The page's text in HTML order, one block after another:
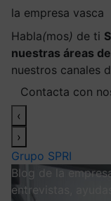
la empresa vasca
Habla(mos) de ti
nuestras áreas
nuestros canales
Contacta con
‹
›
Grupo SPRI
Blog de la
entrevistas,